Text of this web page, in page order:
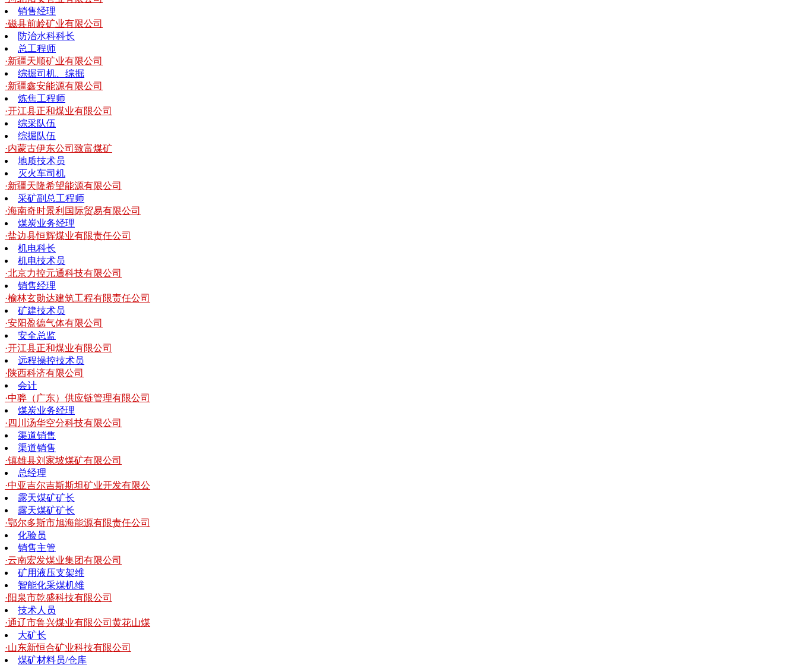
销售经理
·磁县前岭矿业有限公司
防治水科科长
总工程师
·新疆天顺矿业有限公司
综掘司机、综掘
·新疆鑫安能源有限公司
炼焦工程师
·开江县正和煤业有限公司
综采队伍
综掘队伍
·内蒙古伊东公司致富煤矿
地质技术员
灭火车司机
·新疆天隆希望能源有限公司
采矿副总工程师
·海南奇时景利国际贸易有限公司
煤炭业务经理
·盐边县恒辉煤业有限责任公司
机电科长
机电技术员
·北京力控元通科技有限公司
销售经理
·榆林玄勋达建筑工程有限责任公司
矿建技术员
·安阳盈德气体有限公司
安全总监
·开江县正和煤业有限公司
远程操控技术员
·陕西科济有限公司
会计
·中骅（广东）供应链管理有限公司
煤炭业务经理
·四川汤华空分科技有限公司
渠道销售
渠道销售
·镇雄县刘家坡煤矿有限公司
总经理
·中亚吉尔吉斯斯坦矿业开发有限公
露天煤矿矿长
露天煤矿矿长
·鄂尔多斯市旭海能源有限责任公司
化验员
销售主管
·云南宏发煤业集团有限公司
矿用液压支架维
智能化采煤机维
·阳泉市乾盛科技有限公司
技术人员
·通辽市鲁兴煤业有限公司黄花山煤
大矿长
·山东新恒合矿业科技有限公司
煤矿材料员/仓库